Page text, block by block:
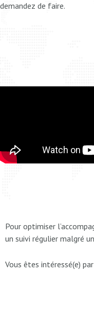
demandez de faire.
Pour optimiser
un suivi régulier malgré
Vous êtes intéressé(e)